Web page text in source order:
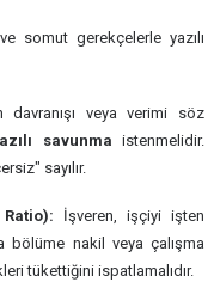
somut gerekçelerle yazılı
davranışı veya verimi söz
savunma istenmelidir.
sayılır.
İşveren, işçiyi işten
bölüme nakil veya çalışma
tükettiğini ispatlamalıdır.